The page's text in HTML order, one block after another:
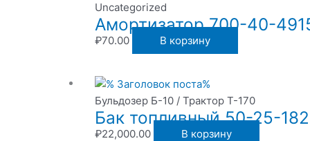
Uncategorized
Амортизатор 700-40-
₽70.00 В корзину
Бульдозер Б-10 / Трактор Т-170
Бак топливный 50-25-
₽22,000.00 В корзину